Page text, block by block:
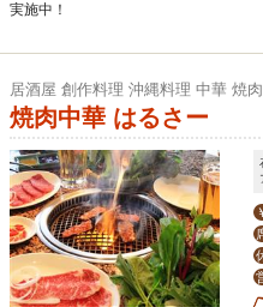
実施中！
居酒屋 創作料理 沖縄料理 中華 焼
焼肉中華 はるさー